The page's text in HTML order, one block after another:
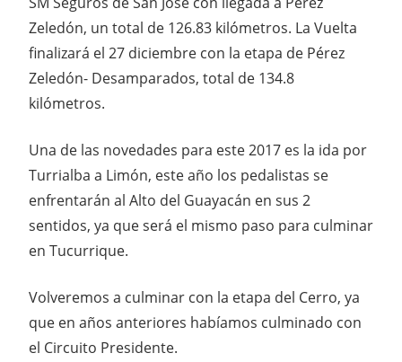
Zeledón, un total de 126.83 kilómetros. La Vuelta
finalizará el 27 diciembre con la etapa de Pérez
Zeledón- Desamparados, total de 134.8
kilómetros.
Una de las novedades para este 2017 es la ida por
Turrialba a Limón, este año los pedalistas se
enfrentarán al Alto del Guayacán en sus 2
sentidos, ya que será el mismo paso para culminar
en Tucurrique.
Volveremos a culminar con la etapa del Cerro, ya
que en años anteriores habíamos culminado con
el Circuito Presidente.